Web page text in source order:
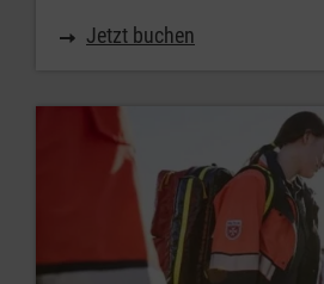
Jetzt buchen